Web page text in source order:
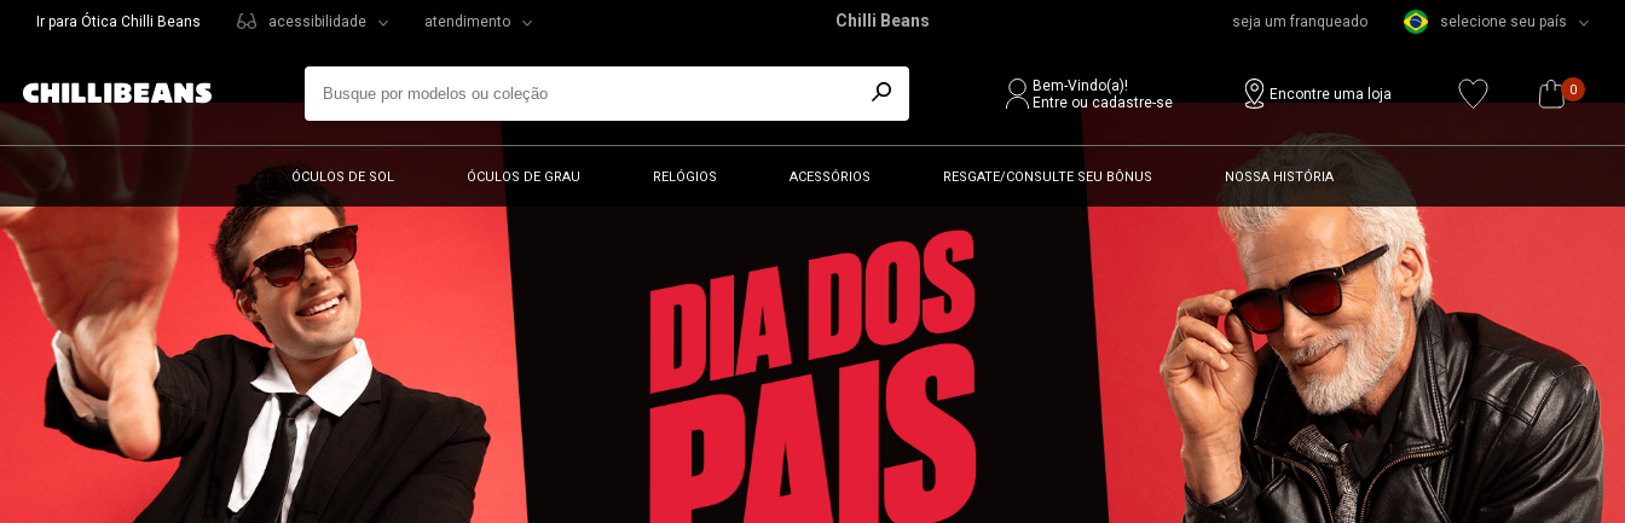
Ir para Ótica Chilli Beans acessibilidade atendimento Chilli Beans seja um franqueado selecione seu país
Bem-Vindo(a)!
Entre ou cadastre-se
Encontre uma loja 0
ÓCULOS DE SOL ÓCULOS DE GRAU RELÓGIOS ACESSÓRIOS RESGATE/CONSULTE SEU BÔNUS NOSSA HISTÓRIA